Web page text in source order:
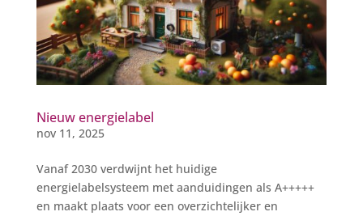
Nieuw energielabel
nov 11, 2025
Vanaf 2030 verdwijnt het huidige
energielabelsysteem met aanduidingen als A+++++
en maakt plaats voor een overzichtelijker en